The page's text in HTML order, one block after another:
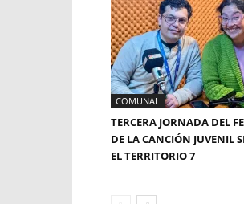
COMUNAL
TERCERA JORNADA DEL
DE LA CANCIÓN JUVENIL
EL TERRITORIO 7